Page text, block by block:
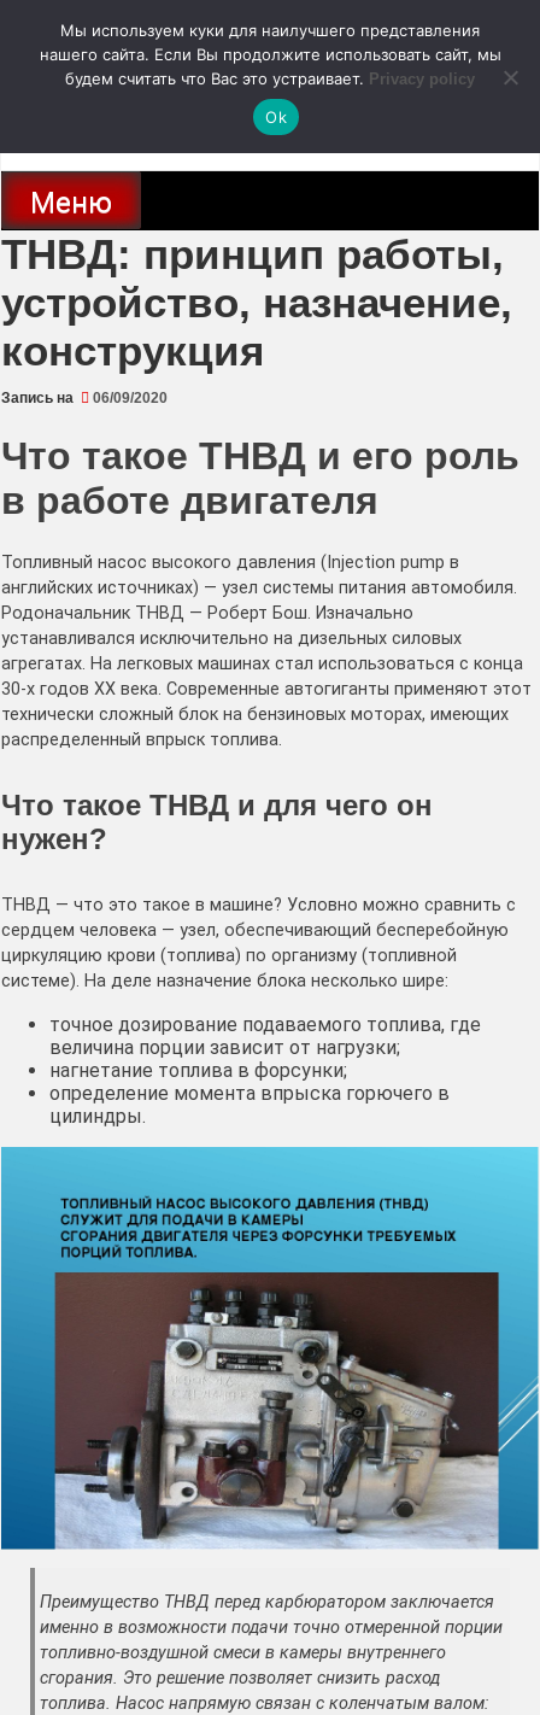
содержимому
autodoc24.ru
Новости про современные автомобили и не только, новинки зарубежного
и отечественного автопрома
Меню
ТНВД: принцип работы,
устройство, назначение,
конструкция
Запись на 06/09/2020
Что такое ТНВД и его роль
в работе двигателя
Топливный насос высокого давления (Injection pump в
английских источниках) — узел системы питания автомобиля.
Родоначальник ТНВД — Роберт Бош. Изначально
устанавливался исключительно на дизельных силовых
агрегатах. На легковых машинах стал использоваться с конца
30-х годов XX века. Современные автогиганты применяют этот
технически сложный блок на бензиновых моторах, имеющих
распределенный впрыск топлива.
Что такое ТНВД и для чего он
нужен?
ТНВД — что это такое в машине? Условно можно сравнить с
сердцем человека — узел, обеспечивающий бесперебойную
циркуляцию крови (топлива) по организму (топливной
системе). На деле назначение блока несколько шире:
точное дозирование подаваемого топлива, где
величина порции зависит от нагрузки;
нагнетание топлива в форсунки;
определение момента впрыска горючего в
цилиндры.
Преимущество ТНВД перед карбюратором заключается
именно в возможности подачи точно отмеренной порции
топливно-воздушной смеси в камеры внутреннего
сгорания. Это решение позволяет снизить расход
топлива. Насос напрямую связан с коленчатым валом:
Мы используем куки для наилучшего представления
нашего сайта. Если Вы продолжите использовать сайт, мы
будем считать что Вас это устраивает. Privacy policy
Ok